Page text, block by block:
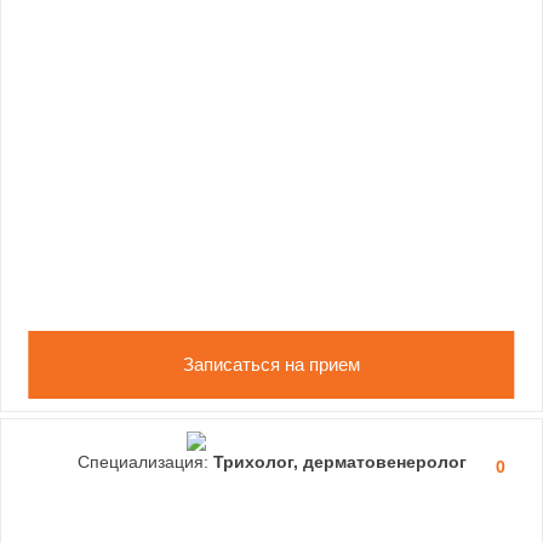
Записаться на прием
0
Специализация: Трихолог, дерматовенеролог